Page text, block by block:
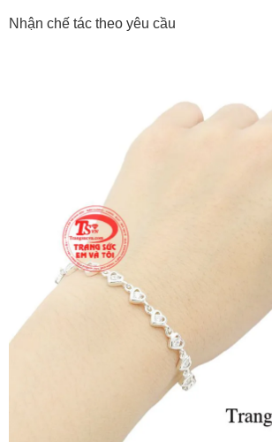
Nhận chế tác theo yêu cầu